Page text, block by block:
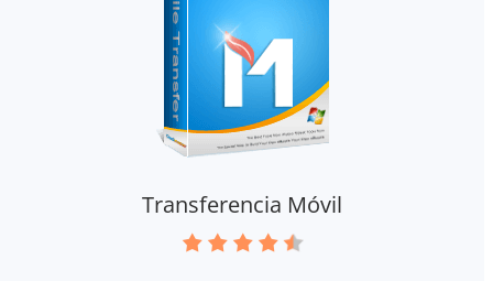
Transferencia Móvil